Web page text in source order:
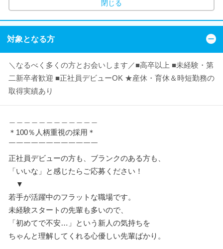
閉じる
対象となる方
＼なるべく多くの方とお会いします／■高卒以上 ■未経験・第
二新卒者歓迎 ■正社員デビューOK ★産休・育休＆時短勤務の
取得実績あり
＊100％人柄重視の採用＊
￣￣￣￣￣￣￣￣￣￣￣￣
正社員デビューの方も、ブランクのある方も、
「いいな」と感じたらご応募ください！
▼
若手が活躍中のフラットな職場です。
未経験スタートの先輩も多いので、
「初めてで不安…」という新人の気持ちを
ちゃんと理解してくれる心優しい先輩ばかり。